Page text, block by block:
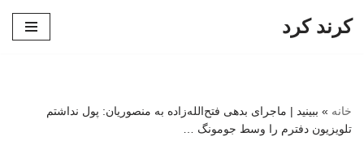
کرند کرد
خانه » ببینید | ماجرای بدهی فتح‌الله‌زاده به منصوریان: پول نداشتم
تلویزیون دفترم را وسط جومونگ …